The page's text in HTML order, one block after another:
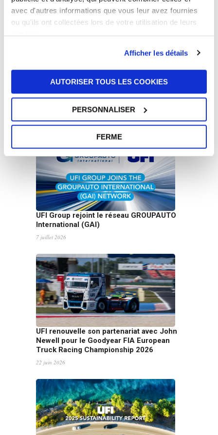
avec d'autres informations que vous leur avez fournies
ou qu'ils ont collectées lors de votre utilisation de leurs
services.
Afficher les détails
AUTORISER TOUS LES COOKIES
PERSONNALISER
FERME
UFI MULTITUBE se voit attribuer un
autre prix, le Prix de l’Innovation
dans la catégorie « Marché
secondaire Pièces & Composants »
Autres
Nouvelles
UFI Group rejoint le réseau GROUPAUTO
International (GAI)
7 juillet 2026
UFI renouvelle son partenariat avec John
Newell pour le Goodyear FIA European
Truck Racing Championship 2026
22 juin 2026